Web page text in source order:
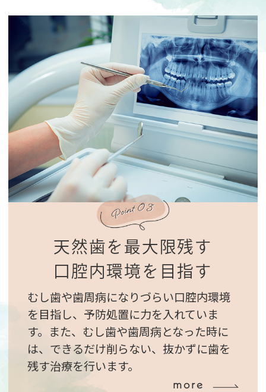
天然歯を最大限残す
口腔内環境を目指す
むし歯や歯周病になりづらい口腔内環境
を目指し、予防処置に力を入れていま
す。また、むし歯や歯周病となった時に
は、できるだけ削らない、抜かずに歯を
残す治療を行います。
more